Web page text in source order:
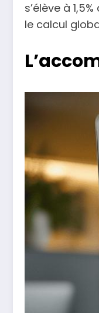
s’élève à
le calcul